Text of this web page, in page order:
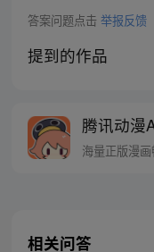
答案问题点击 举报反馈
提到的作品
腾讯动漫
海量正版漫
相关问答